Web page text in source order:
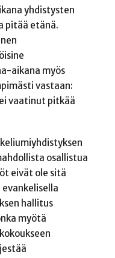
yhdistysten
pitää etänä.
aikana myös
vastaan:
vaatinut pitkää
osallistua
eivät ole sitä
hallitus
myötä